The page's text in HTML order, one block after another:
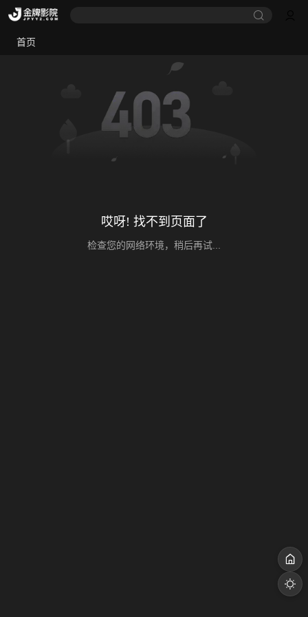
首页
哎呀! 找不到页面了
检查您的网络环境，稍后再试...